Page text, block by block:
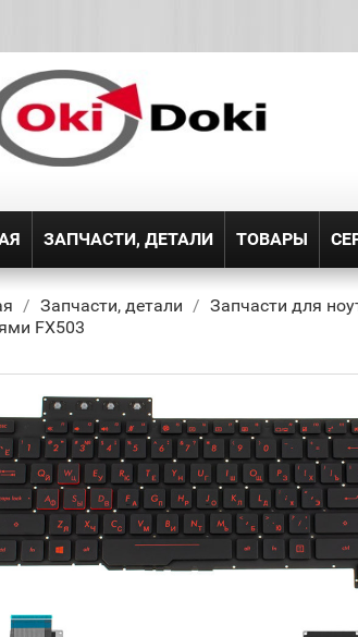
ЗАПЧАСТИ, ДЕТАЛИ ТОВАРЫ
Запчасти, детали Запчасти для
FX503